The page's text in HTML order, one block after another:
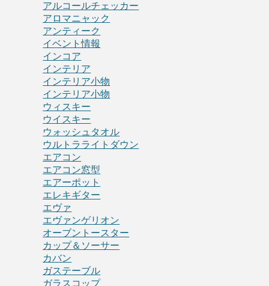
アルコールチェッカー
アロマニャック
アンティーク
イベント情報
インコア
インテリア
インテリア小物
インテリア小物
ウィスキー
ウイスキー
ウォッシュタオル
ウルトラライトダウン
エアコン
エアコン窓型
エアーポット
エレキギター
エヴァ
エヴァンゲリオン
オーブントースター
カップ＆ソーサー
カバン
ガステーブル
ガラスコップ